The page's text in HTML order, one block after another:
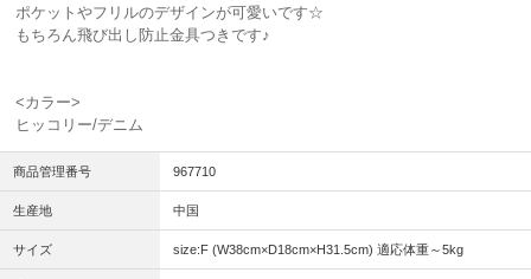
ポケットやフリルのデザインが可愛いです☆
もちろん飛び出し防止金具つきです♪
<カラー>
ヒッコリー/デニム
商品管理番号 967710
生産地 中国
サイズ size:F (W38cm×D18cm×H31.5cm) 適応体重～5kg